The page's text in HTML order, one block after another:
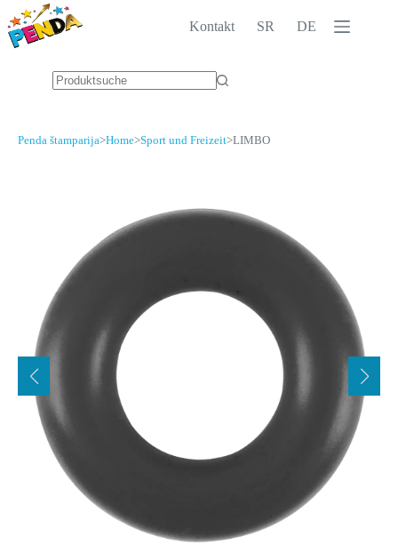
Zum
Inhalt
springen
Kontakt SR DE
Penda štamparija>Home>Sport und Freizeit>LIMBO